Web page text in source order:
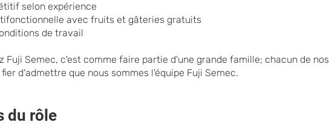
selon expérience
avec fruits et gâteries gratuits
de travail
Fuji Semec, c'est comme faire partie d'une grande famille; chacun de nos
d'admettre que nous sommes l'équipe Fuji Semec.
du rôle